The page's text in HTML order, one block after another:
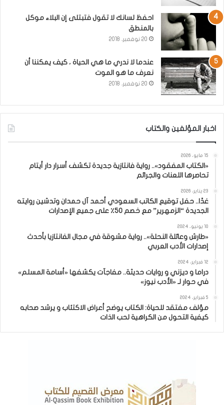
احفظ لسانك لا تقول فتبتلى إن البلاء موكل
بالمنطق
20 نوفمبر، 2018
عندما لا ندري ما هي الحياة ، كيف يمكننا أن
نعرف ما هو الموت
20 نوفمبر، 2018
اخبار المؤلفين والكتاب
15 مايو، 2026
«الكتاب المفقود».. رواية فانتازية جديدة تكشف أسرار دار أيتام
تحاصرها اللعنات والجرائم
23 يناير، 2026
غدًا.. حفل توقيع الكاتب السعودي أحمد آل حمدان وتدشين روايته
الجديدة “الزمهرير” مع خصم 50٪ على جميع الإصدارات
10 يونيو، 2024
«طارش وعائلة النحلة».. رواية مشوقة في مجال الفانتازيا بأحدث
إصدارات الأدب العربي
12 فبراير، 2024
دراما و ديزني و روايات حديثة.. مفاجآت يكشفها «أسامة المسلم»
في حوار لـ «الأدب نيوز»
5 فبراير، 2024
مؤلف مفتقد للحياة: الكتاب يوضح أعراض الاكتئاب و يرشد صحابه
كيفية التحول من الكراهية لحب الذات